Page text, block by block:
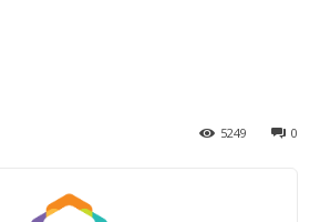
0
5249